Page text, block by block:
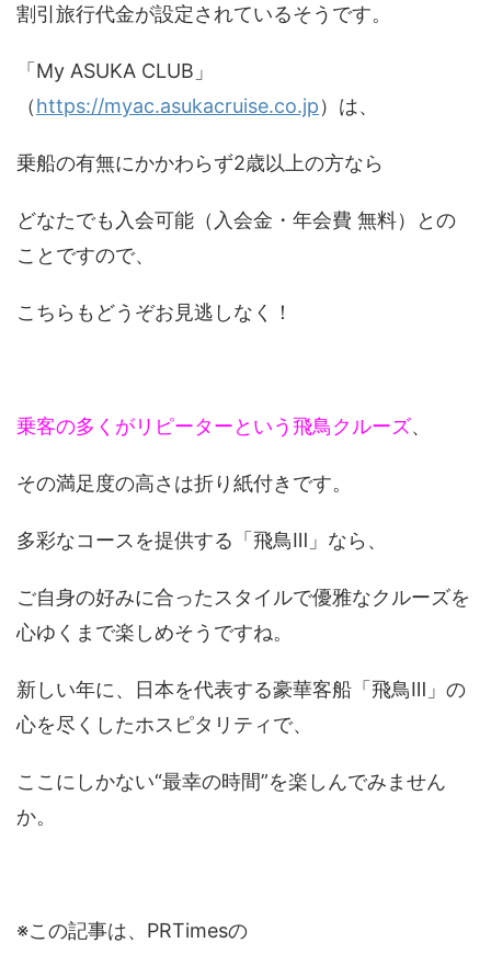
割引旅行代金が設定されているそうです。
「My ASUKA CLUB」
（https://myac.asukacruise.co.jp）は、
乗船の有無にかかわらず2歳以上の方なら
どなたでも入会可能（入会金・年会費 無料）との
ことですので、
こちらもどうぞお見逃しなく！
乗客の多くがリピーターという飛鳥クルーズ、
その満足度の高さは折り紙付きです。
多彩なコースを提供する「飛鳥Ⅲ」なら、
ご自身の好みに合ったスタイルで優雅なクルーズを
心ゆくまで楽しめそうですね。
新しい年に、日本を代表する豪華客船「飛鳥Ⅲ」の
心を尽くしたホスピタリティで、
ここにしかない“最幸の時間”を楽しんでみません
か。
※この記事は、PRTimesの